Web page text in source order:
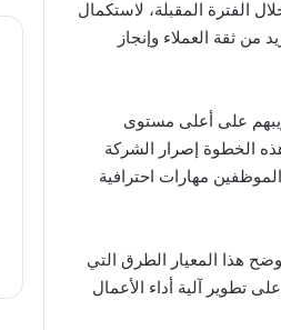
الفترة المقبلة، لاستكمال
من ثقة العملاء وإنجاز
على أعلى مستوى
الخطوة إصرار الشركة
مهارات احترافية
يوضح هذا المعيار الطرق التي
تطوير آلية أداء الأعمال